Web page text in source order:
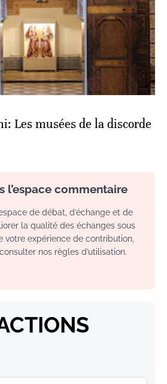
Les musées de la discorde
l’espace commentaire
de débat, d’échange et de
la qualité des échanges sous
votre expérience de contribution,
nos règles d’utilisation.